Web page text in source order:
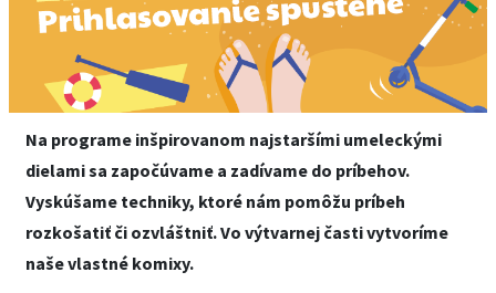
Na programe inšpirovanom najstaršími umeleckými
dielami sa započúvame a zadívame do príbehov.
Vyskúšame techniky, ktoré nám pomôžu príbeh
rozkošatiť či ozvláštniť. Vo výtvarnej časti vytvoríme
naše vlastné komixy.